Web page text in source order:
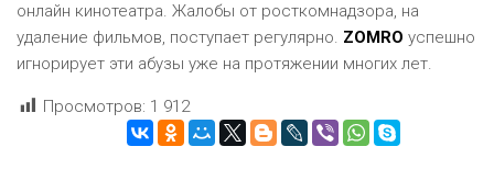
онлайн кинотеатра. Жалобы от росткомнадзора, на
удаление фильмов, поступает регулярно. ZOMRO успешно
игнорирует эти абузы уже на протяжении многих лет.
Просмотров: 1 912